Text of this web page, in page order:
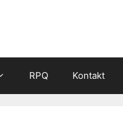
RPQ Kontakt